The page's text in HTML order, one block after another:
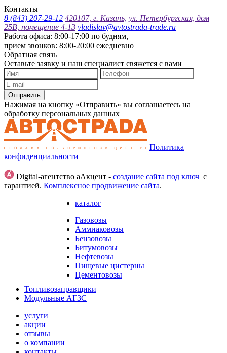
Контакты
8 (843) 207-29-12 420107, г. Казань, ул. Петербургская, дом
25В, помещение 4-13 vladislav@avtostrada-trade.ru
Работа офиса: 8:00-17:00 по будням,
прием звонков: 8:00-20:00 ежедневно
Обратная связь
Оставьте заявку и наш специалист свяжется с вами
Отправить
Нажимая на кнопку «Отправить» вы соглашаетесь на
обработку персональных данных
Политика
конфиденциальности
Digital-агентство аАкцент - создание сайта под ключ с
гарантией. Комплексное продвижение сайта.
каталог
Газовозы
Аммиаковозы
Бензовозы
Битумовозы
Нефтевозы
Пищевые цистерны
Цементовозы
Топливозаправщики
Модульные АГЗС
услуги
акции
отзывы
о компании